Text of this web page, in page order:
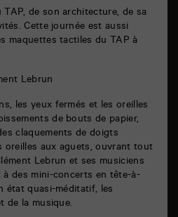
de son architecture, de sa
Cette journée est aussi
maquettes tactiles du TAP à
Lebrun
les yeux fermés et les oreilles
de bouts de papier,
claquements de doigts
oreilles aux aguets, ouvrant tout
Lebrun et ses musiciens
des mini-concerts en tête-à-
état quasi-méditatif, les
de la musique.